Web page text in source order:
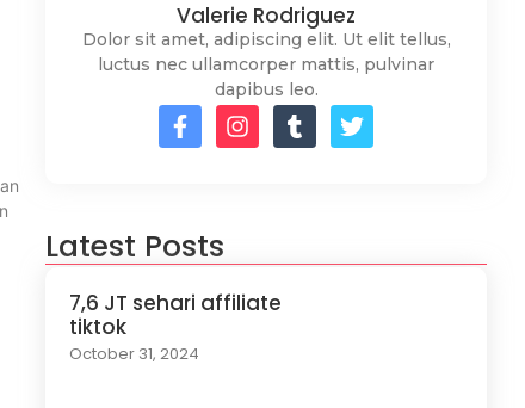
Valerie Rodriguez
Dolor sit amet, adipiscing elit. Ut elit tellus,
luctus nec ullamcorper mattis, pulvinar
dapibus leo.
Latest Posts
7,6 JT sehari affiliate
tiktok
October 31, 2024